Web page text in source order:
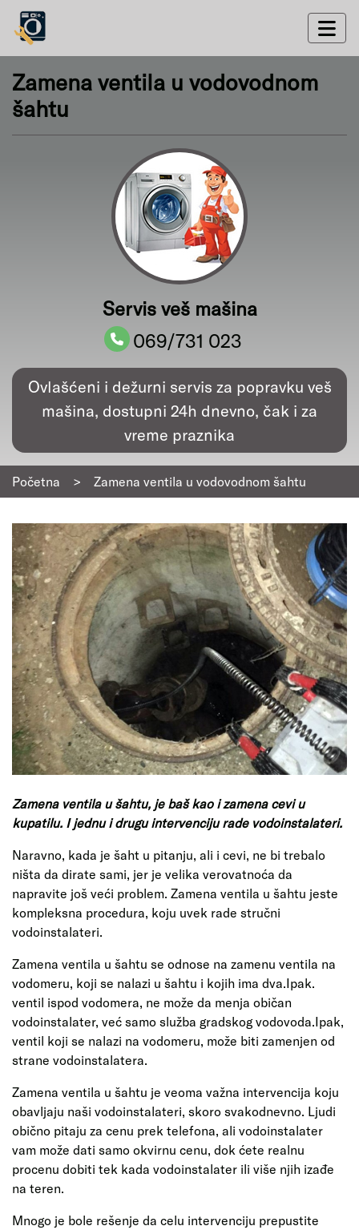
Zamena ventila u vodovodnom
šahtu
Servis veš mašina
069/731 023
Ovlašćeni i dežurni servis za popravku veš
mašina, dostupni 24h dnevno, čak i za
vreme praznika
Početna > Zamena ventila u vodovodnom šahtu
Zamena ventila u šahtu, je baš kao i zamena cevi u
kupatilu. I jednu i drugu intervenciju rade vodoinstalateri.
Naravno, kada je šaht u pitanju, ali i cevi, ne bi trebalo
ništa da dirate sami, jer je velika verovatnoća da
napravite još veći problem. Zamena ventila u šahtu jeste
kompleksna procedura, koju uvek rade stručni
vodoinstalateri.
Zamena ventila u šahtu se odnose na zamenu ventila na
vodomeru, koji se nalazi u šahtu i kojih ima dva.Ipak.
ventil ispod vodomera, ne može da menja običan
vodoinstalater, već samo služba gradskog vodovoda.Ipak,
ventil koji se nalazi na vodomeru, može biti zamenjen od
strane vodoinstalatera.
Zamena ventila u šahtu je veoma važna intervencija koju
obavljaju naši vodoinstalateri, skoro svakodnevno. Ljudi
obično pitaju za cenu prek telefona, ali vodoinstalater
vam može dati samo okvirnu cenu, dok ćete realnu
procenu dobiti tek kada vodoinstalater ili više njih izađe
na teren.
Mnogo je bole rešenje da celu intervenciju prepustite